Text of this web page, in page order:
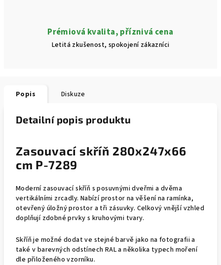
Prémiová kvalita, příznivá cena
Letitá zkušenost, spokojení zákazníci
Popis Diskuze
Detailní popis produktu
Zasouvací skříň 280x247x66
cm P-7289
Moderní zasouvací skříň s posuvnými dveřmi a dvěma
vertikálními zrcadly. Nabízí prostor na věšení na ramínka,
otevřený úložný prostor a tři zásuvky. Celkový vnější vzhled
doplňují zdobné prvky s kruhovými tvary.
Skříň je možné dodat ve stejné barvě jako na fotografii a
také v barevných odstínech RAL a několika typech moření
dle přiloženého vzorníku.